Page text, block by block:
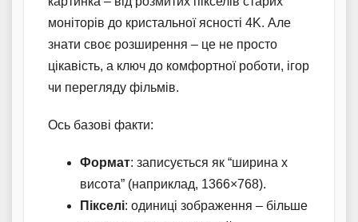
моніторів до кристальної ясності 4K. Але
знати своє розширення – це не просто
цікавість, а ключ до комфортної роботи, ігор
чи перегляду фільмів.
Ось базові факти:
Формат: записується як “ширина x
висота” (наприклад, 1366×768).
Пікселі: одиниці зображення – більше